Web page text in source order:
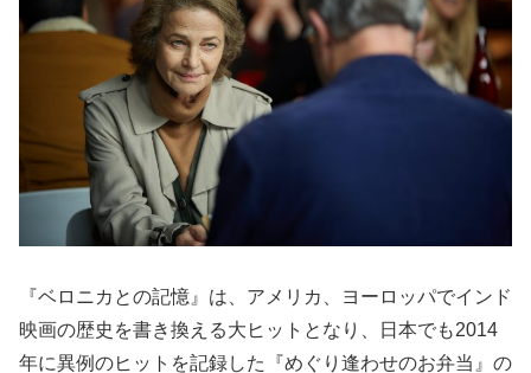
『ベロニカとの記憶』は、アメリカ、ヨーロッパでインド
映画の歴史を書き換える大ヒットとなり、日本でも2014
年に異例のヒットを記録した『めぐり逢わせのお弁当』の